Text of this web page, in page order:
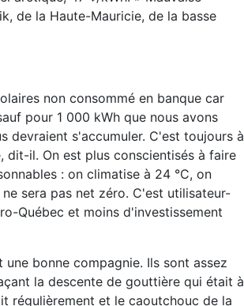
de la Haute-Mauricie, de la basse
non consommé en banque car
pour 1 000 kWh que nous avons
devraient s'accumuler. C'est toujours à
il. On est plus conscientisés à faire
: on climatise à 24 °C, on
sera pas net zéro. C'est utilisateur-
Québec et moins d'investissement
bonne compagnie. Ils sont assez
la descente de gouttière qui était à
régulièrement et le caoutchouc de la